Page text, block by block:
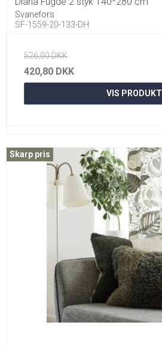
Svanefors
SF-1559-20-133-DH
526,00 DKK
420,80 DKK
VIS PRODUKT
Skarp pris